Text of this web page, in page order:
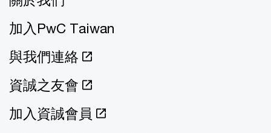
加入PwC Taiwan
與我們連絡
資誠之友會
加入資誠會員